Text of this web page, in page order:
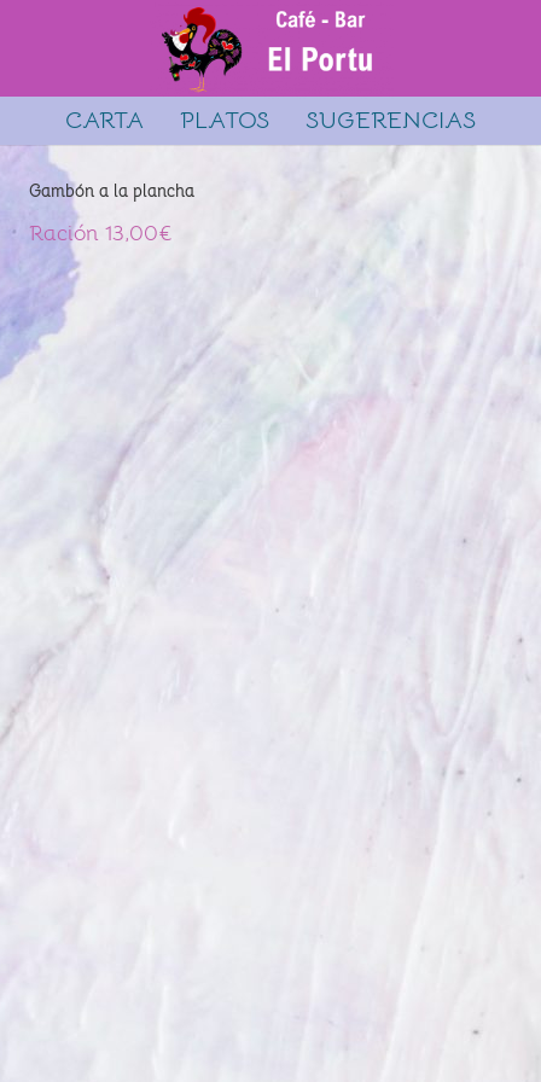
CARTA PLATOS SUGERENCIAS
Gambón a la plancha
Ración 13,00€